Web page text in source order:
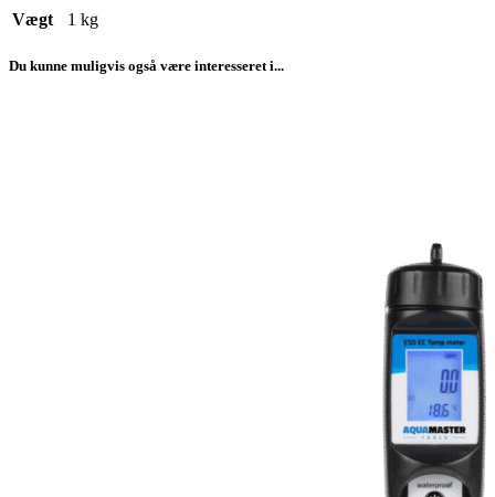
Vægt 1 kg
Du kunne muligvis også være interesseret i...